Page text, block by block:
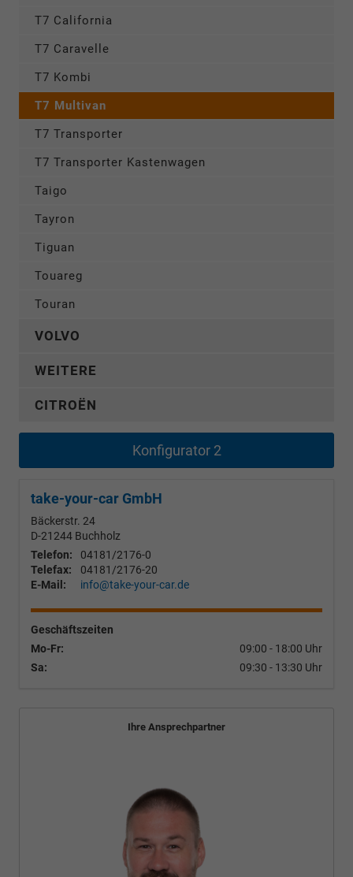
T7 California
T7 Caravelle
T7 Kombi
T7 Multivan
T7 Transporter
T7 Transporter Kastenwagen
Taigo
Tayron
Tiguan
Touareg
Touran
VOLVO
WEITERE
CITROËN
Konfigurator 2
take-your-car GmbH
Bäckerstr. 24
D-21244 Buchholz
Telefon:
04181/2176-0
Telefax:
04181/2176-20
E-Mail:
info@take-your-car.de
Geschäftszeiten
Mo-Fr:
09:00 - 18:00 Uhr
Sa:
09:30 - 13:30 Uhr
Ihre Ansprechpartner